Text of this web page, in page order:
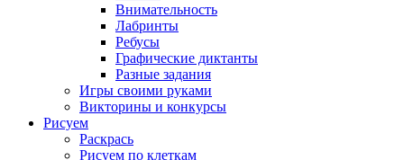
Внимательность
Лабринты
Ребусы
Графические диктанты
Разные задания
Игры своими руками
Викторины и конкурсы
Рисуем
Раскрась
Рисуем по клеткам